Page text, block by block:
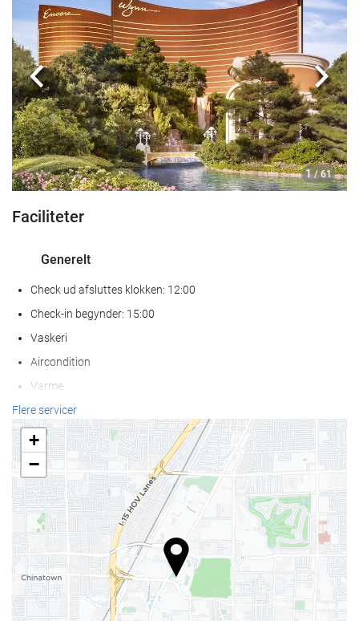
1 / 61
Previous
Faciliteter
Generelt
Check ud afsluttes klokken: 12:00
Check-in begynder: 15:00
Vaskeri
Aircondition
Varme
Elevator
Kun voksne
Handikapvenlig adgang.
Ikke-ryger værelser
Ryge område
Kæledyr er ikke tilladt
Wellness
Poolbar
Flere servicer
+
−